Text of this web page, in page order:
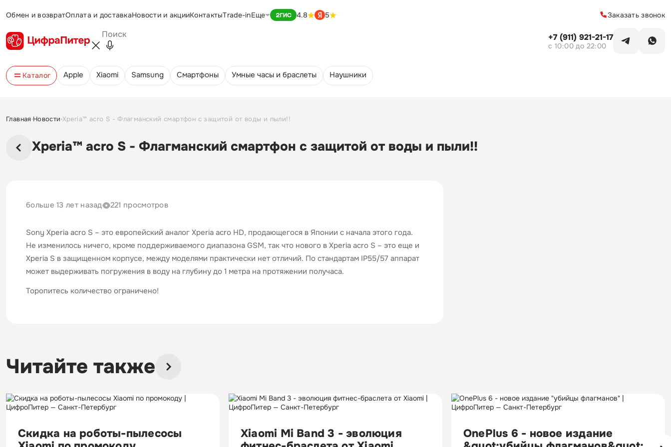
Обмен и возвратОплата и доставкаНовости и акцииКонтактыTrade-inЕще 4.8 5 Заказать звонок
+7 (911) 921-21-17
c 10:00 до 22:00
Каталог Apple Xiaomi Samsung Cмартфоны Умные часы и браслеты Наушники
Главная Новости Xperia™ acro S - Флагманский смартфон с защитой от воды и пыли!!
Xperia™ acro S - Флагманский смартфон с защитой от воды и пыли!!
больше 13 лет назад 221 просмотров
Sony Xperia acro S – это европейский аналог Xperia acro HD, продающегося в Японии с начала этого года.
Не изменилось ничего, кроме поддерживаемого диапазона GSM, так что нового в Xperia acro S – это еще и
Xperia S в защищенном корпусе, между моделями практически нет отличий. По стандартам IP55/57 аппарат
может выдерживать погружения в воду на глубину до 1 метра на протяжении получаса.
Торопитесь количество ограничено!
Читайте также
Скидка на роботы-пылесосы
Xiaomi Mi Band 3 - эволюция
OnePlus 6 - новое издание